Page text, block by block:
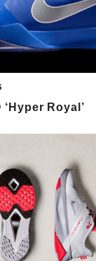
‘Hyper Royal’